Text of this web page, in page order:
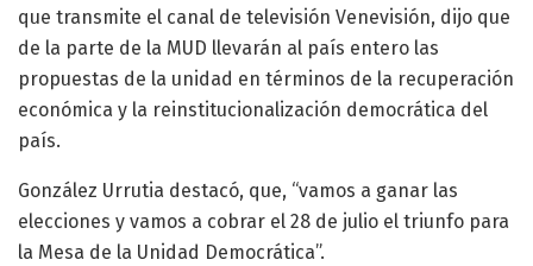
que transmite el canal de televisión Venevisión, dijo que
de la parte de la MUD llevarán al país entero las
propuestas de la unidad en términos de la recuperación
económica y la reinstitucionalización democrática del
país.
González Urrutia destacó, que, “vamos a ganar las
elecciones y vamos a cobrar el 28 de julio el triunfo para
la Mesa de la Unidad Democrática”.